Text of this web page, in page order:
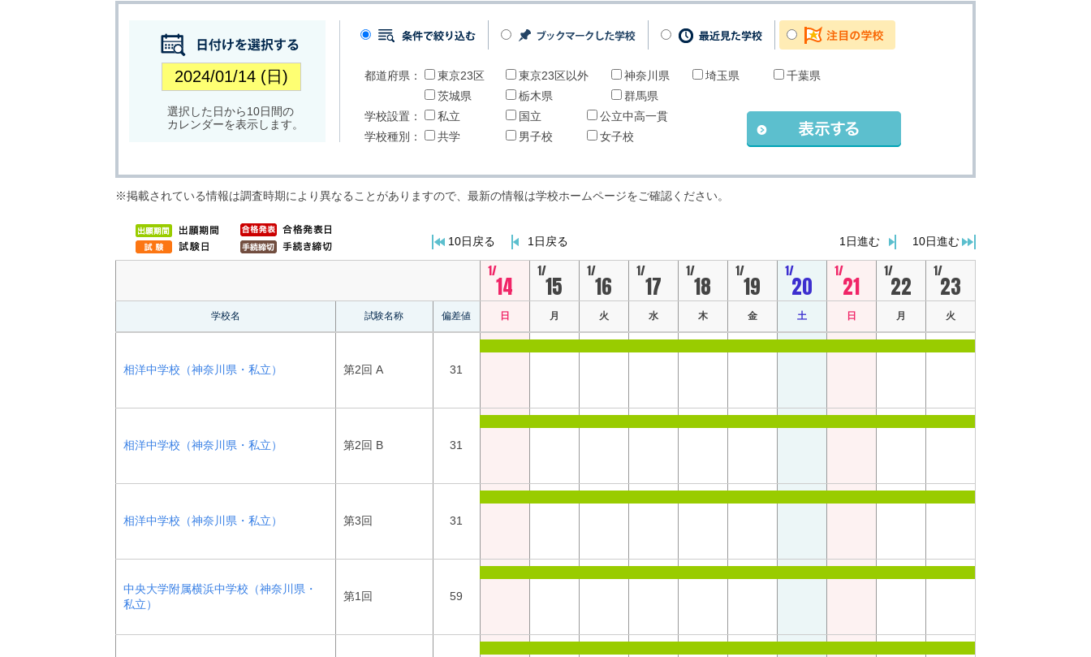
選択した日から10日間の
カレンダーを表示します。
都道府県： 東京23区 東京23区以外 神奈川県 埼玉県
千葉県
茨城県
栃木県
群馬県
学校設置：
私立 国立
公立中高一貫
学校種別：
共学 男子校 女子校
※掲載されている情報は調査時期により異なることがありますので、最新の情報は学校ホームページをご確認ください。
10日戻る 1日戻る 10日進む
1日進む
1/
14
1/
15
1/
16
1/
17
1/
18
1/
19
1/
20
1/
21
1/
22
1/
23
学校名 試験名称 偏差値 日 月 火 水 木 金 土 日 月 火
相洋中学校（神奈川県・私立） 第2回 A 31
相洋中学校（神奈川県・私立） 第2回 B 31
相洋中学校（神奈川県・私立） 第3回 31
中央大学附属横浜中学校（神奈川県・
私立）
第1回 59